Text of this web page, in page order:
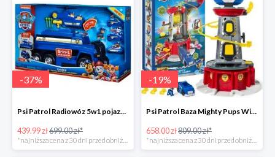
-37%
Psi Patrol Radiowóz 5w1 pojazd ratunkowy z figurką Chase'a -37%
439.99 zł699.00 zł*
-19%
Psi Patrol Baza Mighty Pups Wieża obserwacyjna+pojazd z figurką -19%
658.00 zł809.00 zł*